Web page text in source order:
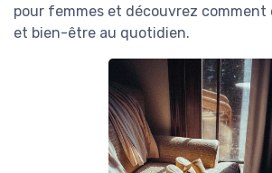
pour femmes et découvrez
et bien-être au quotidien.